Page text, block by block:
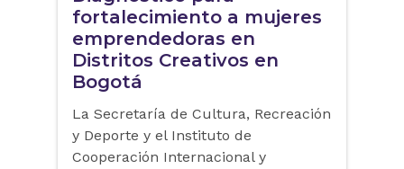
fortalecimiento a mujeres
emprendedoras en
Distritos Creativos en
Bogotá
La Secretaría de Cultura, Recreación
y Deporte y el Instituto de
Cooperación Internacional y